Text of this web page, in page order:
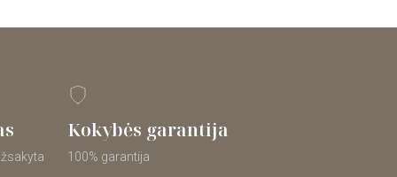
Kokybės garantija
100% garantija